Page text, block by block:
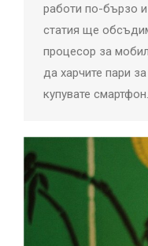
работи по-бързо и
статия ще
процесор за
да харчите пари
купувате